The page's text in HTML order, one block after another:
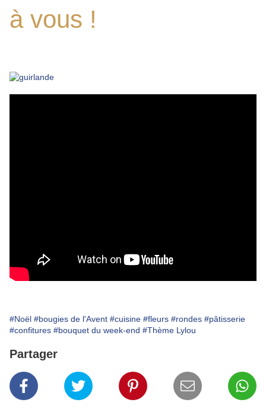
à vous !
#Noël #bougies de l'Avent #cuisine #fleurs #rondes #pâtisserie
#confitures #bouquet du week-end #Thème Lylou
Partager